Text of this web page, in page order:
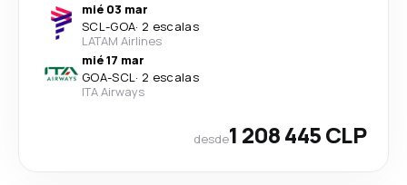
mié 03 mar
SCL-GOA· 2 escalas
LATAM Airlines
mié 17 mar
GOA-SCL· 2 escalas
ITA Airways
desde1 208 445 CLP